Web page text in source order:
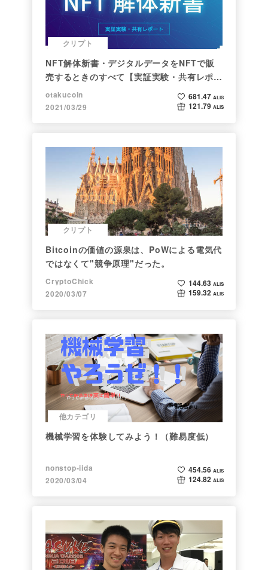
クリプト
NFT解体新書・デジタルデータをNFTで販
売するときのすべて【実証実験・共有レポー
ト】
otakucoin
2021/03/29
681.47 ALIS
121.79 ALIS
クリプト
Bitcoinの価値の源泉は、PoWによる電気代
ではなくて"競争原理"だった。
CryptoChick
2020/03/07
144.63 ALIS
159.32 ALIS
他カテゴリ
機械学習を体験してみよう！（難易度低）
nonstop-iida
2020/03/04
454.56 ALIS
124.82 ALIS